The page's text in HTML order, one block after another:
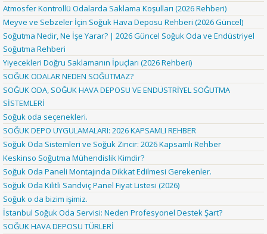
Atmosfer Kontrollü Odalarda Saklama Koşulları (2026 Rehberi)
Meyve ve Sebzeler İçin Soğuk Hava Deposu Rehberi (2026 Güncel)
Soğutma Nedir, Ne İşe Yarar? | 2026 Güncel Soğuk Oda ve Endüstriyel
Soğutma Rehberi
Yiyecekleri Doğru Saklamanın İpuçları (2026 Rehberi)
SOĞUK ODALAR NEDEN SOĞUTMAZ?
SOĞUK ODA, SOĞUK HAVA DEPOSU VE ENDÜSTRİYEL SOĞUTMA
SİSTEMLERİ
Soğuk oda seçenekleri.
SOĞUK DEPO UYGULAMALARI: 2026 KAPSAMLI REHBER
Soğuk Oda Sistemleri ve Soğuk Zincir: 2026 Kapsamlı Rehber
Keskinso Soğutma Mühendislik Kimdir?
Soğuk Oda Paneli Montajında Dikkat Edilmesi Gerekenler.
Soğuk Oda Kilitli Sandviç Panel Fiyat Listesi (2026)
Soğuk o da bizim işimiz.
İstanbul Soğuk Oda Servisi: Neden Profesyonel Destek Şart?
SOĞUK HAVA DEPOSU TÜRLERİ